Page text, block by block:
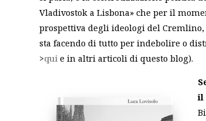
Vladivostok a Lisbona» che per il
prospettiva degli ideologi del Cremlino,
sta facendo di tutto per indebolire o
>qui e in altri articoli di questo blog).
il